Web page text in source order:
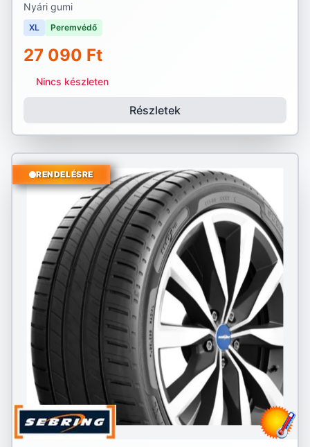
Nyári gumi
XL Peremvédő
27 090 Ft
Nincs készleten
Részletek
RENDELÉSRE